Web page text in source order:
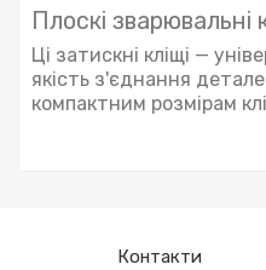
Плоскі
Ці затискні кліщі —
якість з'єднання
компактним розмірам
Контакти